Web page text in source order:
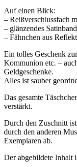
Auf einen Blick:
– Reißverschlussfach
– glänzendes
– Fähnchen aus
Ein tolles Geschenk
Kommunion etc. –
Geldgeschenke.
Alles ist sauber
Das gesamte
verstärkt.
Durch den Zuschnitt
durch den anderen
Exemplaren ab.
Der abgebildete Inhalt